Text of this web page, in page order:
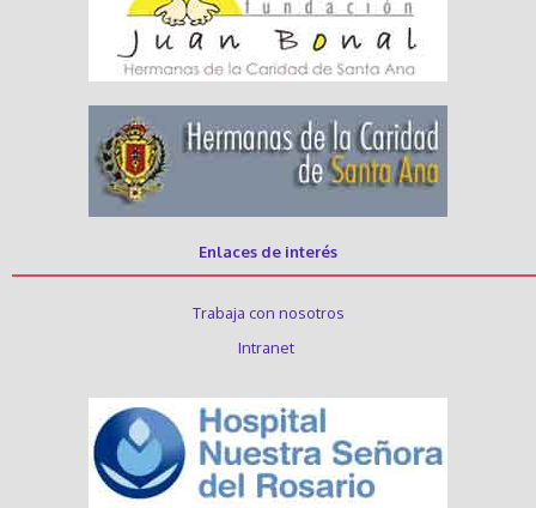
Enlaces de interés
Trabaja con nosotros
Intranet